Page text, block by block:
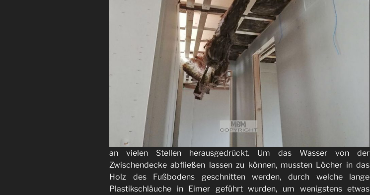
an vielen Stellen herausgedrückt. Um das Wasser von der
Zwischendecke abfließen lassen zu können, mussten Löcher in das
Holz des Fußbodens geschnitten werden, durch welche lange
Plastikschläuche in Eimer geführt wurden, um wenigstens etwas